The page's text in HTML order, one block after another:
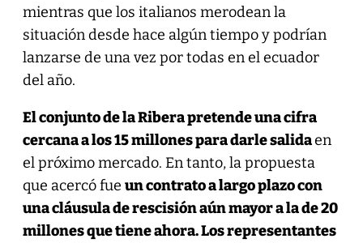
mientras que los italianos merodean la
situación desde hace algún tiempo y podrían
lanzarse de una vez por todas en el ecuador
del año.
El conjunto de la Ribera pretende una cifra
cercana a los 15 millones para darle salidaen
el próximo mercado. En tanto, la propuesta
que acercó fue un contrato a largo plazo con
una cláusula de rescisión aún mayor a la de 20
millones que tiene ahora. Los representantes